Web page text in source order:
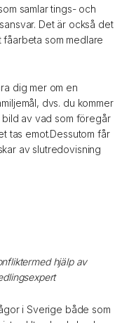
samlar tings- och
Det är också det
som medlare
dig mer om en
dvs. du kommer
av vad som föregår
tas emot.Dessutom får
av slutredovisning
hjälp av
i Sverige både som